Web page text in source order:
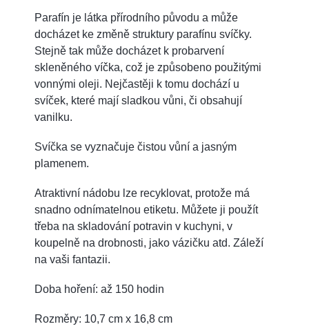
Parafín je látka přírodního původu a může
docházet ke změně struktury parafínu svíčky.
Stejně tak může docházet k probarvení
skleněného víčka, což je způsobeno použitými
vonnými oleji. Nejčastěji k tomu dochází u
svíček, které mají sladkou vůni, či obsahují
vanilku.
Svíčka se vyznačuje čistou vůní a jasným
plamenem.
Atraktivní nádobu lze recyklovat, protože má
snadno odnímatelnou etiketu. Můžete ji použít
třeba na skladování potravin v kuchyni, v
koupelně na drobnosti, jako vázičku atd. Záleží
na vaši fantazii.
Doba hoření: až 150 hodin
Rozměry: 10,7 cm x 16,8 cm